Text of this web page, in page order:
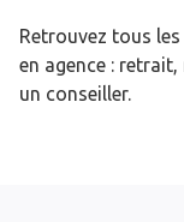
Retrouvez tous
en agence :
un conseiller.